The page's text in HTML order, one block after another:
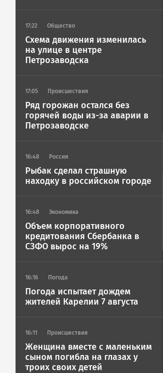
17:22 Общество
Схема движения изменилась
на улице в центре
Петрозаводска
17:05 Происшествия
Ряд горожан остался без
горячей воды из-за аварии в
Петрозаводске
16:48 Россия
Рыбак сделал страшную
находку в российском городе
16:48 Экономика
Объем корпоративного
кредитования Сбербанка в
СЗФО вырос на 19%
16:16 Погода
Погода испытает дождем
жителей Карелии 7 августа
16:11 Происшествия
Женщина вместе с маленьким
сыном погибла на глазах у
троих своих детей